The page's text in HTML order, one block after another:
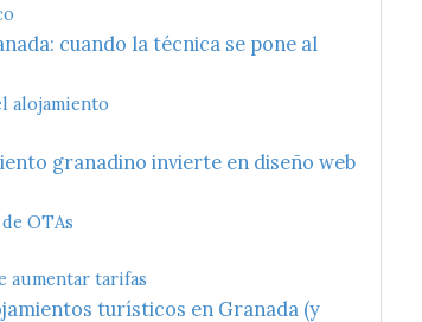
cuando la técnica se pone al
alojamiento
granadino invierte en diseño web
OTAs
aumentar tarifas
turísticos en Granada (y